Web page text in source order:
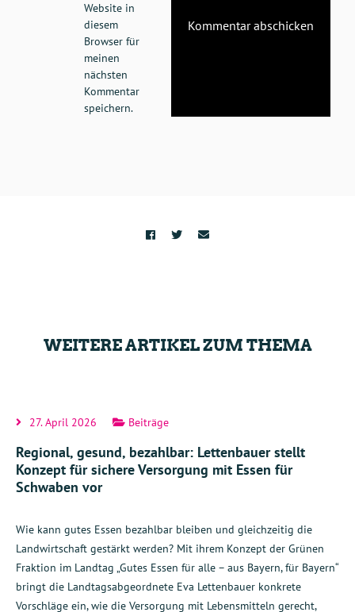
Website in
diesem
Browser für
meinen
nächsten
Kommentar
speichern.
WEITERE ARTIKEL ZUM THEMA
27. April 2026 Beiträge
Regional, gesund, bezahlbar: Lettenbauer stellt
Konzept für sichere Versorgung mit Essen für
Schwaben vor
Wie kann gutes Essen bezahlbar bleiben und gleichzeitig die
Landwirtschaft gestärkt werden? Mit ihrem Konzept der Grünen
Fraktion im Landtag „Gutes Essen für alle – aus Bayern, für Bayern“
bringt die Landtagsabgeordnete Eva Lettenbauer konkrete
Vorschläge ein, wie die Versorgung mit Lebensmitteln gerecht,